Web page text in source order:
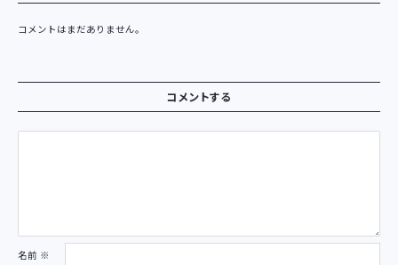
コメントはまだありません。
コメントする
名前 ※